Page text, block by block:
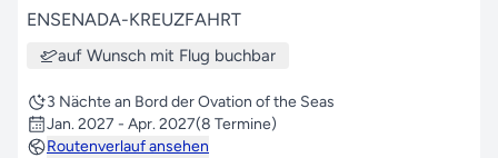
ENSENADA-KREUZFAHRT
auf Wunsch mit Flug buchbar
3 Nächte an Bord der Ovation of the Seas
Jan. 2027 - Apr. 2027(8 Termine)
Routenverlauf ansehen